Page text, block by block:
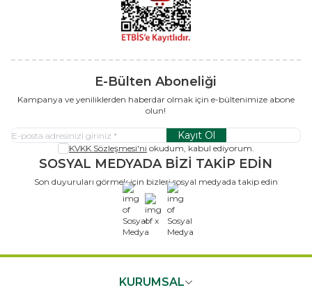
E-Bülten Aboneliği
Kampanya ve yeniliklerden haberdar olmak için e-bültenimize abone
olun!
Kayıt Ol
KVKK Sözleşmesi'ni okudum, kabul ediyorum.
SOSYAL MEDYADA BİZİ TAKİP EDİN
Son duyuruları görmek için bizleri sosyal medyada takip edin
x
KURUMSAL